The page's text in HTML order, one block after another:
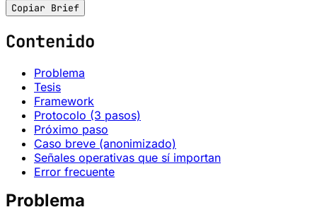
Copiar Brief
Contenido
Problema
Tesis
Framework
Protocolo (3 pasos)
Próximo paso
Caso breve (anonimizado)
Señales operativas que sí importan
Error frecuente
Problema